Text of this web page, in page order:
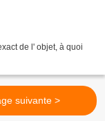
de l' objet, à quoi
suivante >